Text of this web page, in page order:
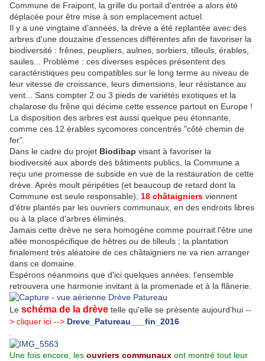
Commune de Fraipont, la grille du portail d'entrée a alors été
déplacée pour être mise à son emplacement actuel.
Il y a une vingtaine d'années, la drève a été replantée avec des
arbres d'une douzaine d'essences différentes afin de favoriser la
biodiversité : frênes, peupliers, aulnes, sorbiers, tilleuls, érables,
saules... Problème : ces diverses espèces présentent des
caractéristiques peu compatibles sur le long terme au niveau de
leur vitesse de croissance, leurs dimensions, leur résistance au
vent... Sans compter 2 ou 3 pieds de variétés exotiques et la
chalarose du frêne qui décime cette essence partout en Europe !
La disposition des arbres est aussi quelque peu étonnante,
comme ces 12 érables sycomores concentrés "côté chemin de
fer".
Dans le cadre du projet Biodibap visant à favoriser la
biodiversité aux abords des bâtiments publics, la Commune a
reçu une promesse de subside en vue de la restauration de cette
drève. Après moult péripéties (et beaucoup de retard dont la
Commune est seule responsable), 18 châtaigniers viennent
d'être plantés par les ouvriers communaux, en des endroits libres
ou à la place d'arbres éliminés.
Jamais cette drève ne sera homogène comme pourrait l'être une
allée monospécifique de hêtres ou de tilleuls ; la plantation
finalement très aléatoire de ces châtaigniers ne va rien arranger
dans ce domaine.
Espérons néanmoins que d'ici quelques années, l'ensemble
retrouvera une harmonie invitant à la promenade et à la flânerie.
Le schéma de la drève telle qu'elle se présente aujourd'hui --
> cliquer ici --> Dreve_Patureau___fin_2016
Une fois encore, les ouvriers communaux ont montré tout leur